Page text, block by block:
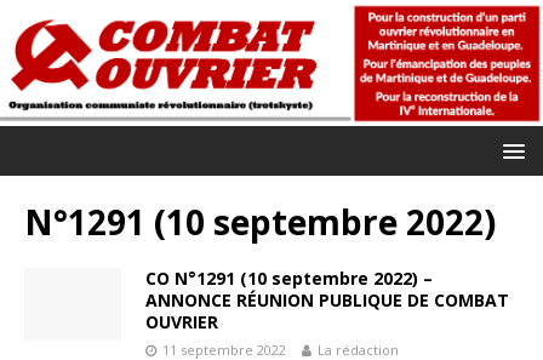
N°1291 (10 septembre 2022)
CO N°1291 (10 septembre 2022) –
ANNONCE RÉUNION PUBLIQUE DE COMBAT
OUVRIER
11 septembre 2022 La rédaction